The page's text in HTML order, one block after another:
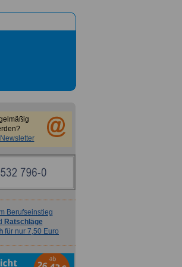
Berufseinstieg
Ratschläge
für nur 7,50 Euro